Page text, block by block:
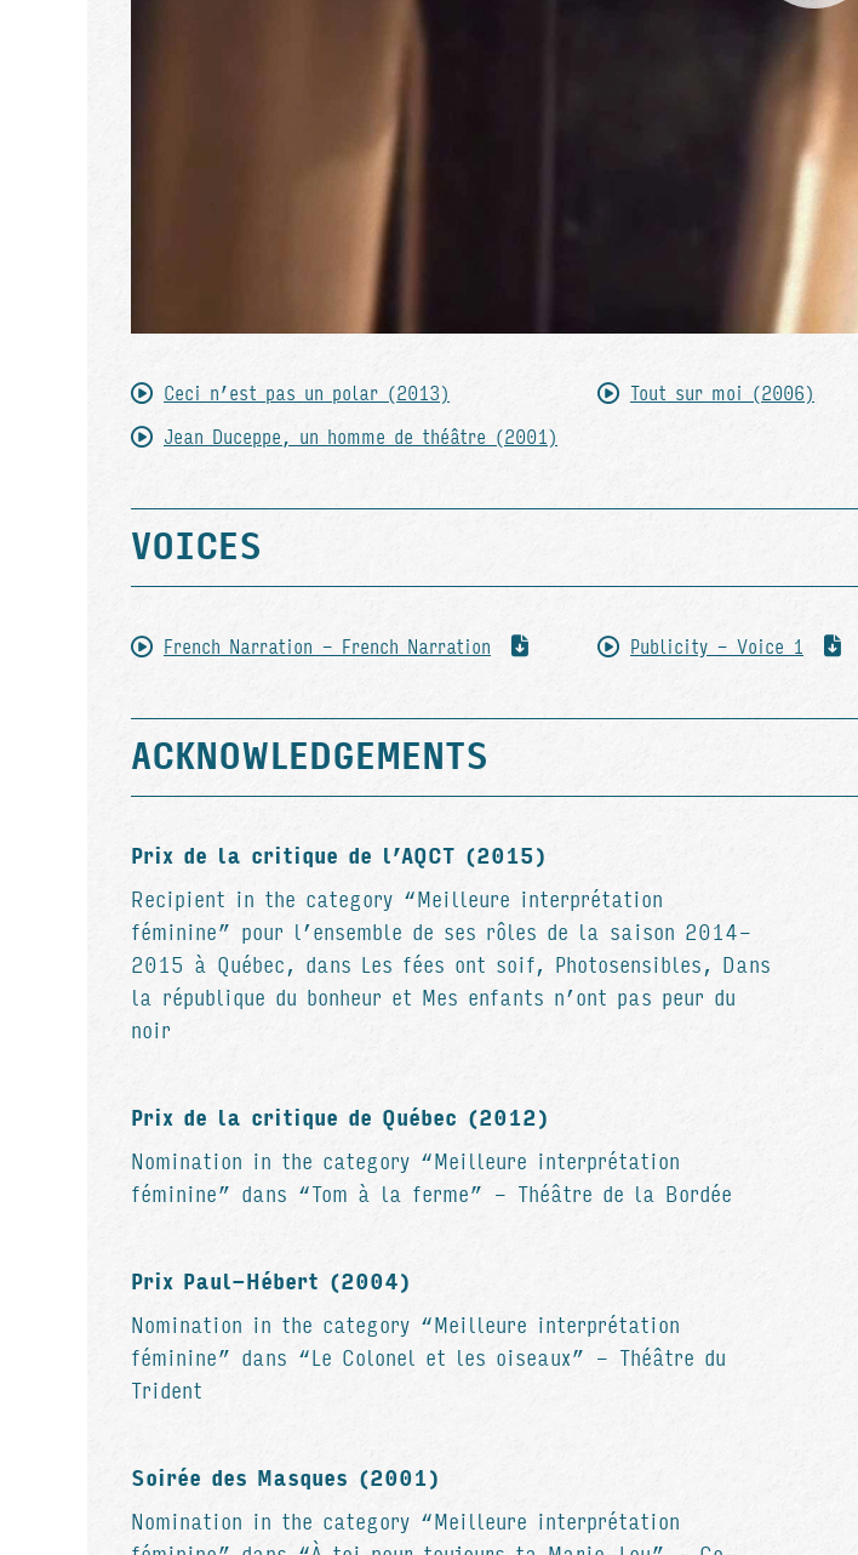
Ceci n’est pas un polar (2013) Tout sur moi (2006)
Jean Duceppe, un homme de théâtre (2001)
VOICES
French Narration - French Narration Publicity - Voice 1
ACKNOWLEDGEMENTS
Prix de la critique de l’AQCT (2015)
Recipient in the category “Meilleure interprétation
féminine” pour l’ensemble de ses rôles de la saison 2014-
2015 à Québec, dans Les fées ont soif, Photosensibles, Dans
la république du bonheur et Mes enfants n’ont pas peur du
noir
Prix de la critique de Québec (2012)
Nomination in the category “Meilleure interprétation
féminine” dans “Tom à la ferme” - Théâtre de la Bordée
Prix Paul-Hébert (2004)
Nomination in the category “Meilleure interprétation
féminine” dans “Le Colonel et les oiseaux” - Théâtre du
Trident
Soirée des Masques (2001)
Nomination in the category “Meilleure interprétation